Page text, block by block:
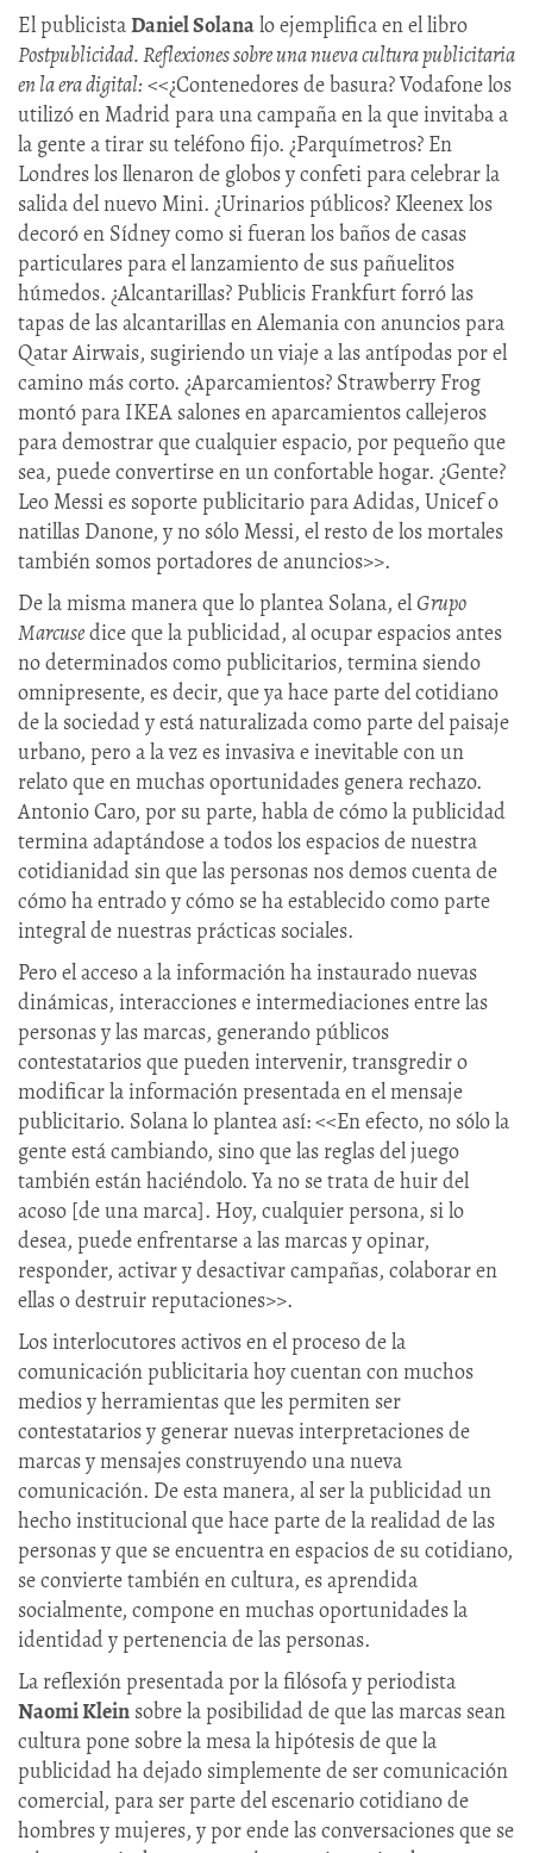
El publicistaDaniel Solanalo ejemplifica en el libro
Postpublicidad. Reflexiones sobre una nueva cultura publicitaria
en la era digital:<<¿Contenedores de basura? Vodafone los
utilizó en Madrid para una campaña en la que invitaba a
la gente a tirar su teléfono fijo. ¿Parquímetros? En
Londres los llenaron de globos y confeti para celebrar la
salida del nuevo Mini. ¿Urinarios públicos? Kleenex los
decoró en Sídney como si fueran los baños de casas
particulares para el lanzamiento de sus pañuelitos
húmedos. ¿Alcantarillas? Publicis Frankfurt forró las
tapas de las alcantarillas en Alemania con anuncios para
Qatar Airwais, sugiriendo un viaje a las antípodas por el
camino más corto. ¿Aparcamientos? Strawberry Frog
montó para IKEA salones en aparcamientos callejeros
para demostrar que cualquier espacio, por pequeño que
sea, puede convertirse en un confortable hogar. ¿Gente?
Leo Messi es soporte publicitario para Adidas, Unicef o
natillas Danone, y no sólo Messi, el resto de los mortales
también somos portadores de anuncios>>.
De la misma manera que lo plantea Solana, elGrupo
Marcusedice que la publicidad, al ocupar espacios antes
no determinados como publicitarios, termina siendo
omnipresente, es decir, que ya hace parte del cotidiano
de la sociedad y está naturalizada como parte del paisaje
urbano, pero a la vez es invasiva e inevitable con un
relato que en muchas oportunidades genera rechazo.
Antonio Caro, por su parte, habla de cómo la publicidad
termina adaptándose a todos los espacios de nuestra
cotidianidad sin que las personas nos demos cuenta de
cómo ha entrado y cómo se ha establecido como parte
integral de nuestras prácticas sociales.
Pero el acceso a la información ha instaurado nuevas
dinámicas, interacciones e intermediaciones entre las
personas y las marcas, generando públicos
contestatarios que pueden intervenir, transgredir o
modificar la información presentada en el mensaje
publicitario. Solana lo plantea así: <<En efecto, no sólo la
gente está cambiando, sino que las reglas del juego
también están haciéndolo. Ya no se trata de huir del
acoso [de una marca]. Hoy, cualquier persona, si lo
desea, puede enfrentarse a las marcas y opinar,
responder, activar y desactivar campañas, colaborar en
ellas o destruir reputaciones>>.
Los interlocutores activos en el proceso de la
comunicación publicitaria hoy cuentan con muchos
medios y herramientas que les permiten ser
contestatarios y generar nuevas interpretaciones de
marcas y mensajes construyendo una nueva
comunicación. De esta manera, al ser la publicidad un
hecho institucional que hace parte de la realidad de las
personas y que se encuentra en espacios de su cotidiano,
se convierte también en cultura, es aprendida
socialmente, compone en muchas oportunidades la
identidad y pertenencia de las personas.
La reflexión presentada por la filósofa y periodista
Naomi Klein sobre la posibilidad de que las marcas sean
cultura pone sobre la mesa la hipótesis de que la
publicidad ha dejado simplemente de ser comunicación
comercial, para ser parte del escenario cotidiano de
hombres y mujeres, y por ende las conversaciones que se